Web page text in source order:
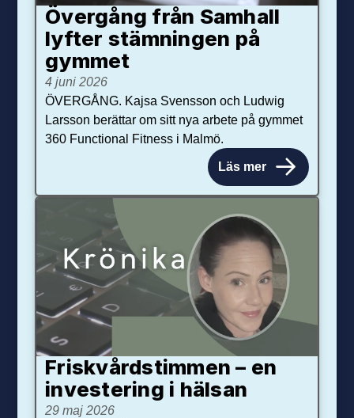
Övergång från Samhall
lyfter stämningen på
gymmet
4 juni 2026
ÖVERGÅNG. Kajsa Svensson och Ludwig
Larsson berättar om sitt nya arbete på gymmet
360 Functional Fitness i Malmö.
Läs mer
Friskvårdstimmen – en
investering i hälsan
29 maj 2026